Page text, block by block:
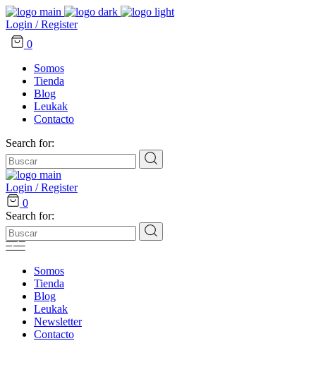
Login / Register
0
Somos
Tienda
Blog
Leukak
Contacto
Search for:
Login / Register
0
Search for:
Somos
Tienda
Blog
Leukak
Newsletter
Contacto